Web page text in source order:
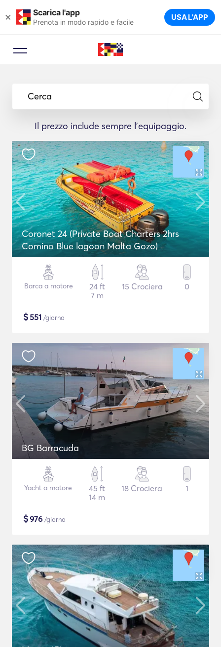
× Scarica l'app
Prenota in modo rapido e facile USA L'APP
Cerca
Il prezzo include sempre l'equipaggio.
Coronet 24 (Private Boat Charters 2hrs
Comino Blue lagoon Malta Gozo)
Barca a motore
24 ft
7 m
15 Crociera 0
$551 /giorno
BG Barracuda
Yacht a motore
45 ft
14 m
18 Crociera 1
$976 /giorno